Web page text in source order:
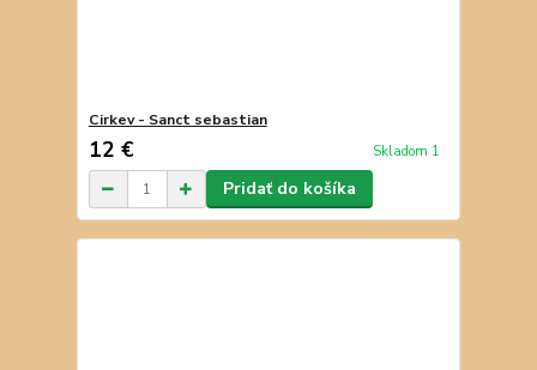
Cirkev - Sanct sebastian
12 € Skladom 1
Pridať do košíka